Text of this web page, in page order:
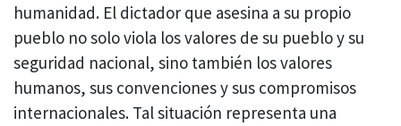
humanidad. El dictador que asesina a su propio
pueblo no solo viola los valores de su pueblo y su
seguridad nacional, sino también los valores
humanos, sus convenciones y sus compromisos
internacionales. Tal situación representa una